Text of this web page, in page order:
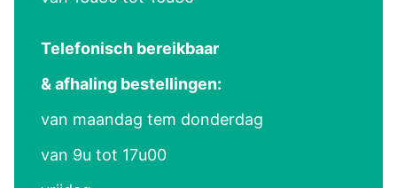
Telefonisch bereikbaar
& afhaling bestellingen:
van maandag tem donderdag
van 9u tot 17u00